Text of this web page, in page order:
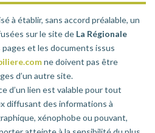
à établir, sans accord préalable, un
sur le site de La Régionale
pages et les documents issus
ne doivent pas être
d’un autre site.
d’un lien est valable pour tout
diffusant des informations à
xénophobe ou pouvant,